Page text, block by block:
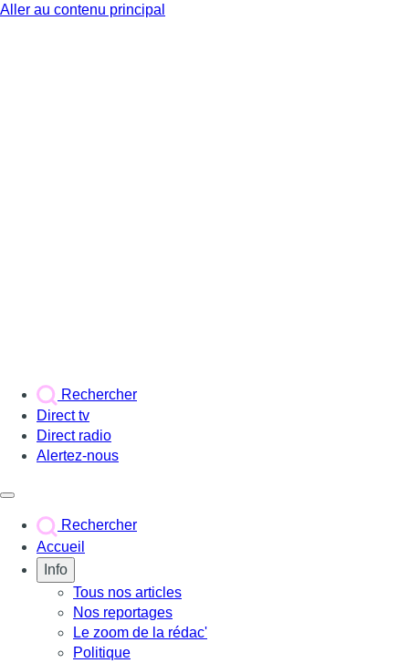
Aller au contenu principal
Rechercher
Direct tv
Direct radio
Alertez-nous
Rechercher
Accueil
Info
Tous nos articles
Nos reportages
Le zoom de la rédac'
Politique